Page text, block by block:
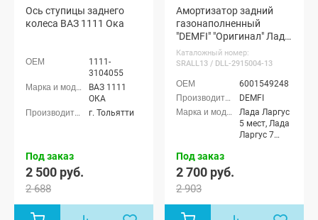
Ось ступицы заднего
колеса ВАЗ 1111 Ока
1111-
3104055
ВАЗ 1111
ОКА
г. Тольятти
Под заказ
2 500 руб.
2 688
Амортизатор задний
газонаполненный
"DEMFI" "Оригинал" Лада
Ларгус (1 шт.)
Каталожный номер:
SRALL13 / DLL-2915004-13
6001549248
DEMFI
Лада Ларгус
5 мест, Лада
Ларгус 7
Под заказ
2 700 руб.
2 903